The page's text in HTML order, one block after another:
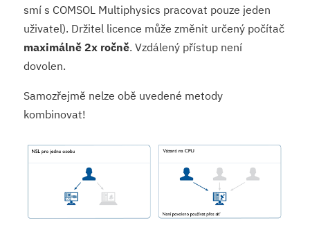
smí s COMSOL Multiphysics pracovat pouze jeden
uživatel). Držitel licence může změnit určený počítač
maximálně 2x ročně. Vzdálený přístup není
dovolen.
Samozřejmě nelze obě uvedené metody
kombinovat!